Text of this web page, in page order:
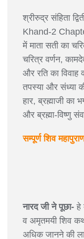
श्रीरुद्र संहिता
Khand-2
में माता सती का
चरित्र वर्णन,
और रति का विवाह
तपस्या और संध्या
हार, ब्रह्माजी का
और ब्रह्मा-विष्णु
सम्पूर्ण शिव
नारद जी ने पूछा- हे
व अमृतमयी शिव
अधिक जानने की